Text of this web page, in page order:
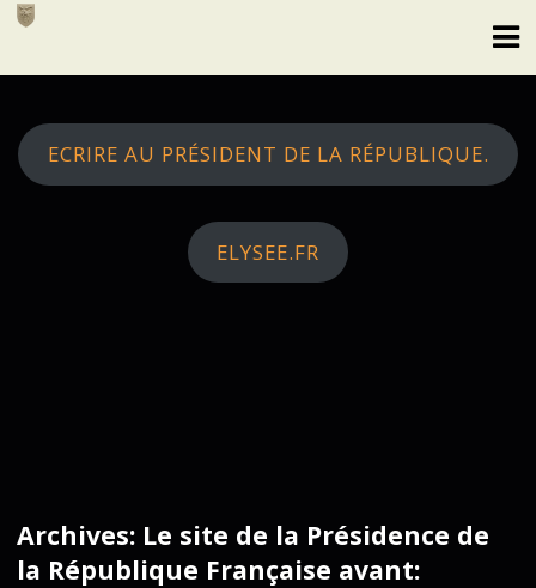
Skip
ECRIRE AU PRÉSIDENT DE LA RÉPUBLIQUE.
ELYSEE.FR
Archives: Le site de la Présidence de
la République Française avant: